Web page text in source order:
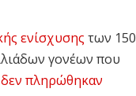
ενίσχυσης των 150
γονέων που
πληρώθηκαν